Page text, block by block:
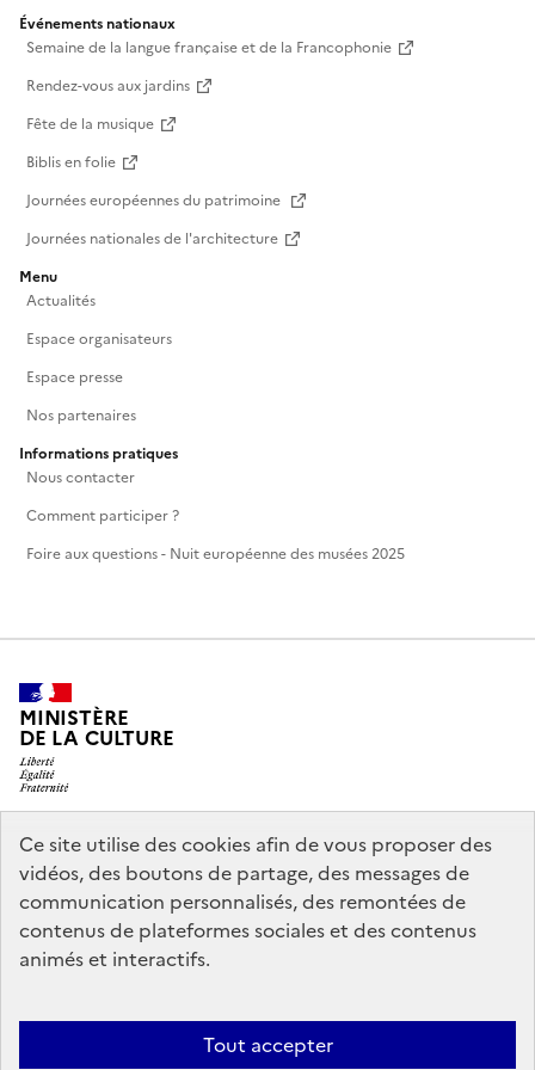
Ce site utilise des cookies afin de vous proposer des
vidéos, des boutons de partage, des messages de
communication personnalisés, des remontées de
contenus de plateformes sociales et des contenus
animés et interactifs.
Tout accepter
Souvent + 1 (Duo) au prix de la carte Souvent Unique
(solo), et accédez ainsi en illimité à la Fondation à
deux pendant un an.Rendez-vous au comptoir
bénéficier de cette offre.
Événements nationaux
Semaine de la langue française et de la Francophonie
Rendez-vous aux jardins
Fête de la musique
Biblis en folie
Journées européennes du patrimoine
Journées nationales de l'architecture
Menu
Actualités
Espace organisateurs
Espace presse
Nos partenaires
Informations pratiques
Nous contacter
Comment participer ?
Foire aux questions - Nuit européenne des musées 2025
MINISTÈRE
DE LA CULTURE
legifrance.gouv.fr
info.gouv.fr
service-public.gouv.fr
data.gouv.fr
Crédits Accessibilité : partiellement conforme
Mentions légales
Politique d’utilisation des témoins de connexion (cookies)